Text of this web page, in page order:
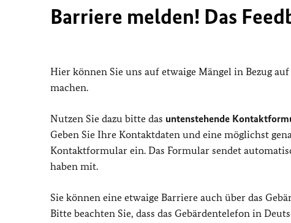
Barriere melden! Das
Hier können Sie uns auf etwaige Mängel in Bezug
machen.
Nutzen Sie dazu bitte das untenstehende
Geben Sie Ihre Kontaktdaten und eine möglichst
Kontaktformular ein. Das Formular sendet
haben mit.
Sie können eine etwaige Barriere auch über das
Bitte beachten Sie, dass das Gebärdentelefon in